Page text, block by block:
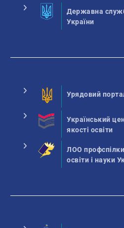
Державна
України
Урядовий
Український
якості освіти
ЛОО
освіти і науки